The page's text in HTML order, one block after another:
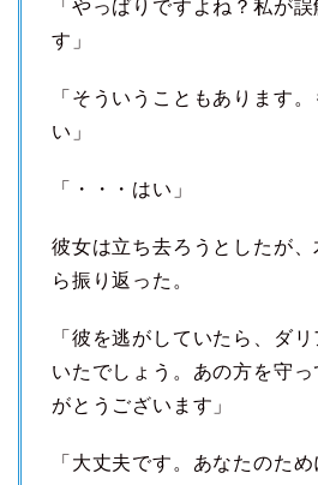
「やっばりですよね？私が
す」
「そういうこともあります
い」
「・・・はい」
彼女は立ち去ろうとしたが
ら振り返った。
「彼を逃がしていたら、ダ
いたでしょう。あの方を守っ
がとうございます」
「大丈夫です。あなたのた